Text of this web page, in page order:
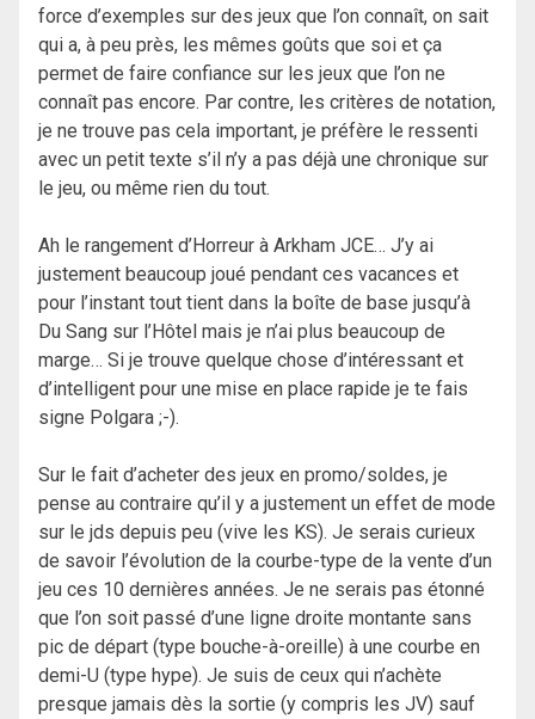
force d’exemples sur des jeux que l’on connaît, on sait
qui a, à peu près, les mêmes goûts que soi et ça
permet de faire confiance sur les jeux que l’on ne
connaît pas encore. Par contre, les critères de notation,
je ne trouve pas cela important, je préfère le ressenti
avec un petit texte s’il n’y a pas déjà une chronique sur
le jeu, ou même rien du tout.
Ah le rangement d’Horreur à Arkham JCE… J’y ai
justement beaucoup joué pendant ces vacances et
pour l’instant tout tient dans la boîte de base jusqu’à
Du Sang sur l’Hôtel mais je n’ai plus beaucoup de
marge… Si je trouve quelque chose d’intéressant et
d’intelligent pour une mise en place rapide je te fais
signe Polgara ;-).
Sur le fait d’acheter des jeux en promo/soldes, je
pense au contraire qu’il y a justement un effet de mode
sur le jds depuis peu (vive les KS). Je serais curieux
de savoir l’évolution de la courbe-type de la vente d’un
jeu ces 10 dernières années. Je ne serais pas étonné
que l’on soit passé d’une ligne droite montante sans
pic de départ (type bouche-à-oreille) à une courbe en
demi-U (type hype). Je suis de ceux qui n’achète
presque jamais dès la sortie (y compris les JV) sauf